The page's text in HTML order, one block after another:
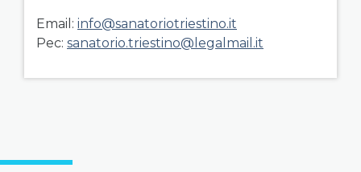
Email: info@sanatoriotriestino.it
Pec: sanatorio.triestino@legalmail.it